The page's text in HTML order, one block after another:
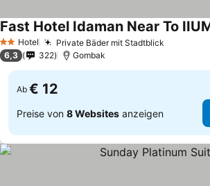
2 Sterne
Hotel Private Bäder mit Stadtblick
Fast Hotel Idaman Near To
6,3 322 Gombak
Ab € 12
Preise von 8 Websites anzeigen